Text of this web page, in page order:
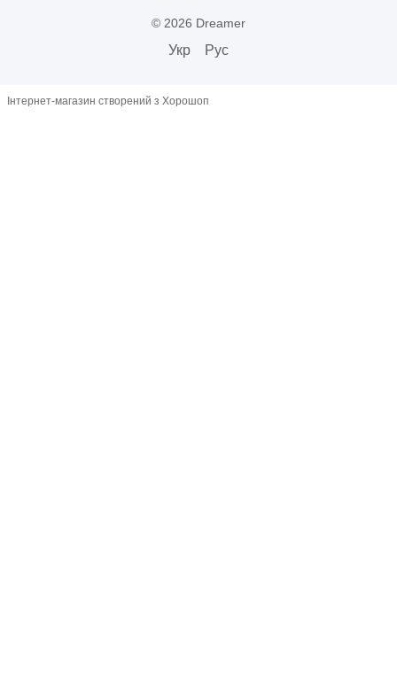
© 2026 Dreamer
Укр Рус
Інтернет-магазин створений з Хорошоп